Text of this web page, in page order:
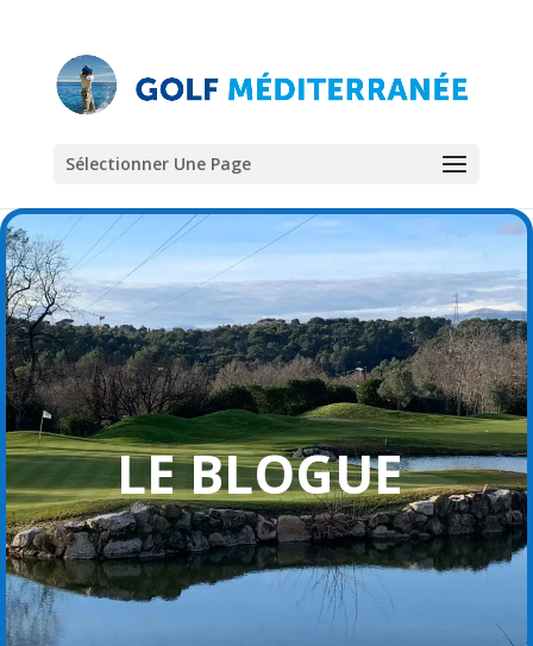
Sélectionner Une Page
LE BLOGUE